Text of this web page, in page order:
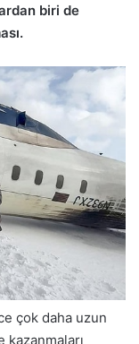
biri de
çok daha uzun
kazanmaları